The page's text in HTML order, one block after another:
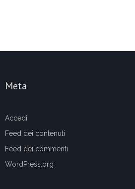
Meta
Accedi
Feed dei contenuti
Feed dei commenti
WordPress.org